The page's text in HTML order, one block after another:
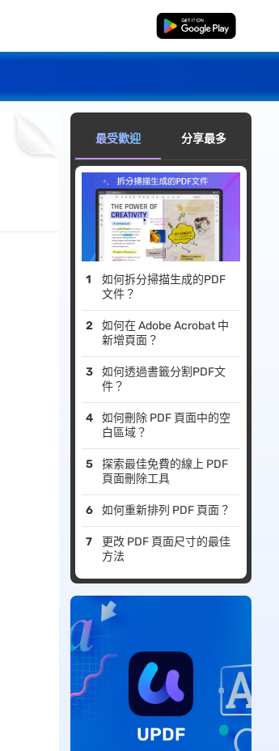
免費下載
最受歡迎 分享最多
如何拆分掃描生成的PDF
文件？
如何在 Adob​​e Acrobat 中
新增頁面？
如何透過書籤分割PDF文
件？
如何刪除 PDF 頁面中的空
白區域？
探索最佳免費的線上 PDF
頁面刪除工具
如何重新排列 PDF 頁面？
更改 PDF 頁面尺寸的最佳
方法
UPDF